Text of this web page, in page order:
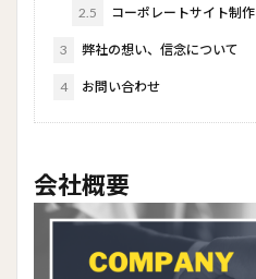
2.5 コーポレートサイト制作
3 弊社の想い、信念について
4 お問い合わせ
会社概要